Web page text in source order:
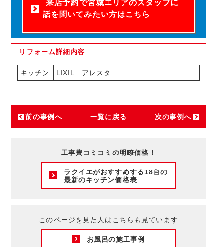
来店予約で宮城エリアのスタッフに
話を聞いてみたい方はこちら
リフォーム詳細内容
キッチン LIXIL アレスタ
前の事例へ 一覧に戻る 次の事例へ
工事費コミコミの明瞭価格！
ラクイエがおすすめする18台の
最新のキッチン価格表
このページを見た人はこちらも見ています
お風呂の施工事例